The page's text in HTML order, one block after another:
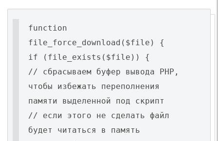
function
file_force_download($file) {
if (file_exists($file)) {
// сбрасываем буфер вывода PHP,
чтобы избежать переполнения
памяти выделенной под скрипт
// если этого не сделать файл
будет читаться в память